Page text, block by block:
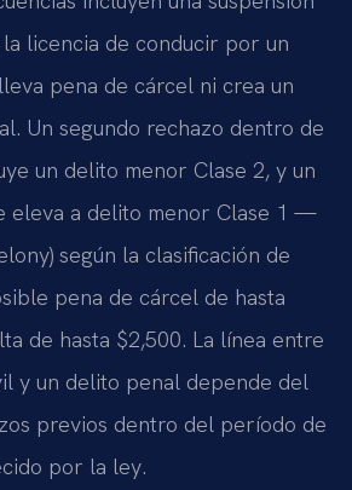
licencia de conducir por un
pena de cárcel ni crea un
Un segundo rechazo dentro de
un delito menor Clase 2, y un
eleva a delito menor Clase 1 —
según la clasificación de
pena de cárcel de hasta
de hasta $2,500. La línea entre
y un delito penal depende del
previos dentro del período de
por la ley.